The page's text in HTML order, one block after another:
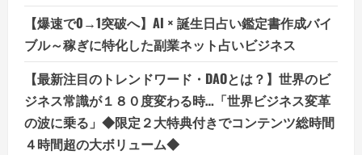
【爆速で0→1突破へ】AI × 誕生日占い鑑定書作成バイ
ブル～稼ぎに特化した副業ネット占いビジネス
【最新注目のトレンドワード・DAOとは？】世界のビ
ジネス常識が１８０度変わる時…「世界ビジネス変革
の波に乗る」◆限定２大特典付きでコンテンツ総時間
４時間超の大ボリューム◆